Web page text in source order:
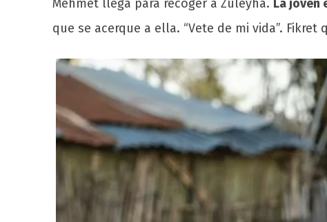
Mehmet llega para recoger a Züleyha. La joven
que se acerque a ella. “Vete de mi vida”. Fikret